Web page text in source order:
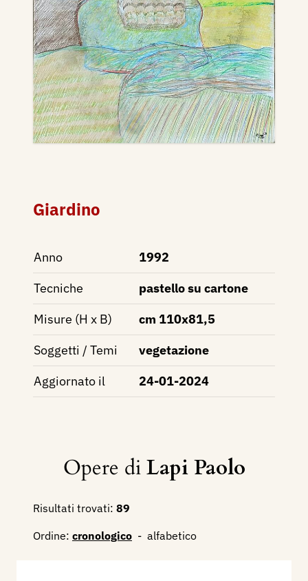
Giardino
Anno
1992
Tecniche
pastello su cartone
Misure (H x B)
cm 110x81,5
Soggetti / Temi
vegetazione
Aggiornato il
24-01-2024
Opere diLapi Paolo
Risultati trovati: 89
Ordine: cronologico - alfabetico